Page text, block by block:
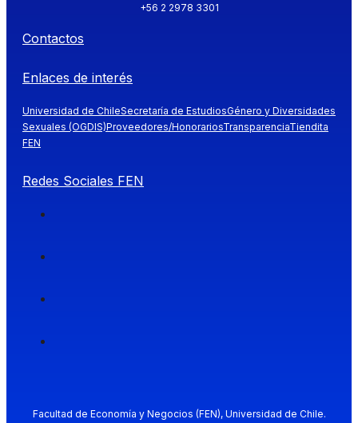
+56 2 2978 3301
Contactos
Enlaces de interés
Universidad de ChileSecretaría de EstudiosGénero y Diversidades
Sexuales (OGDIS)Proveedores/HonorariosTransparenciaTiendita
FEN
Redes Sociales FEN
Facultad de Economía y Negocios (FEN), Universidad de Chile.